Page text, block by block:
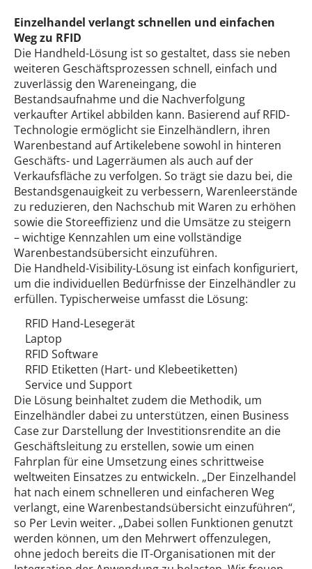
Einzelhandel verlangt schnellen und einfachen
Weg zu RFID
Die Handheld-Lösung ist so gestaltet, dass sie neben
weiteren Geschäftsprozessen schnell, einfach und
zuverlässig den Wareneingang, die
Bestandsaufnahme und die Nachverfolgung
verkaufter Artikel abbilden kann. Basierend auf RFID-
Technologie ermöglicht sie Einzelhändlern, ihren
Warenbestand auf Artikelebene sowohl in hinteren
Geschäfts- und Lagerräumen als auch auf der
Verkaufsfläche zu verfolgen. So trägt sie dazu bei, die
Bestandsgenauigkeit zu verbessern, Warenleerstände
zu reduzieren, den Nachschub mit Waren zu erhöhen
sowie die Storeeffizienz und die Umsätze zu steigern
– wichtige Kennzahlen um eine vollständige
Warenbestandsübersicht einzuführen.
Die Handheld-Visibility-Lösung ist einfach konfiguriert,
um die individuellen Bedürfnisse der Einzelhändler zu
erfüllen. Typischerweise umfasst die Lösung:
RFID Hand-Lesegerät
Laptop
RFID Software
RFID Etiketten (Hart- und Klebeetiketten)
Service und Support
Die Lösung beinhaltet zudem die Methodik, um
Einzelhändler dabei zu unterstützen, einen Business
Case zur Darstellung der Investitionsrendite an die
Geschäftsleitung zu erstellen, sowie um einen
Fahrplan für eine Umsetzung eines schrittweise
weltweiten Einsatzes zu entwickeln. „Der Einzelhandel
hat nach einem schnelleren und einfacheren Weg
verlangt, eine Warenbestandsübersicht einzuführen“,
so Per Levin weiter. „Dabei sollen Funktionen genutzt
werden können, um den Mehrwert offenzulegen,
ohne jedoch bereits die IT-Organisationen mit der